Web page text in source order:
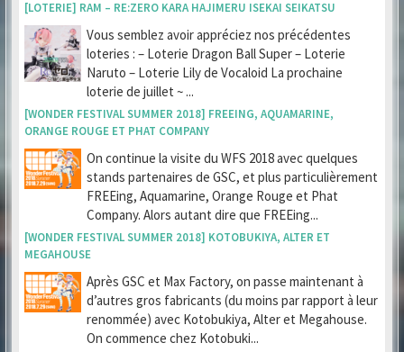
[LOTERIE] RAM – RE:ZERO KARA HAJIMERU ISEKAI SEIKATSU
Vous semblez avoir appréciez nos précédentes
loteries : – Loterie Dragon Ball Super – Loterie
Naruto – Loterie Lily de Vocaloid La prochaine
loterie de juillet ~ ...
[WONDER FESTIVAL SUMMER 2018] FREEING, AQUAMARINE,
ORANGE ROUGE ET PHAT COMPANY
On continue la visite du WFS 2018 avec quelques
stands partenaires de GSC, et plus particulièrement
FREEing, Aquamarine, Orange Rouge et Phat
Company. Alors autant dire que FREEing...
[WONDER FESTIVAL SUMMER 2018] KOTOBUKIYA, ALTER ET
MEGAHOUSE
Après GSC et Max Factory, on passe maintenant à
d’autres gros fabricants (du moins par rapport à leur
renommée) avec Kotobukiya, Alter et Megahouse.
On commence chez Kotobuki...